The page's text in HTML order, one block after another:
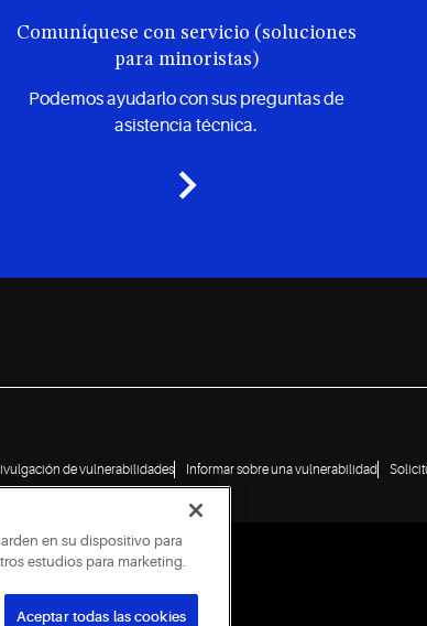
Comuníquese con servicio (soluciones
para minoristas)
Podemos ayudarlo con sus preguntas de
asistencia técnica.
de vulnerabilidades Informar sobre una vulnerabilidad
en su dispositivo para
estudios para marketing.
Aceptar todas las cookies